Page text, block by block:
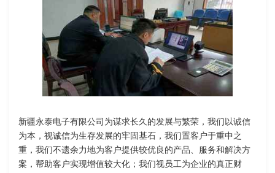
新疆永泰电子有限公司为谋求长久的发展与繁荣，我们以诚信
为本，视诚信为生存发展的牢固基石，我们置客户于重中之
重，我们不遗余力地为客户提供较优良的产品、服务和解决方
案，帮助客户实现增值较大化；我们视员工为企业的真正财